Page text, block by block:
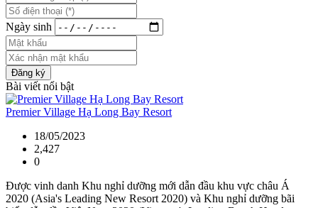
Ngày sinh
Đăng ký
Bài viết nổi bật
Premier Village Hạ Long Bay Resort
18/05/2023
2,427
0
Được vinh danh Khu nghỉ dưỡng mới dẫn đầu khu vực châu Á
2020 (Asia's Leading New Resort 2020) và Khu nghỉ dưỡng bãi